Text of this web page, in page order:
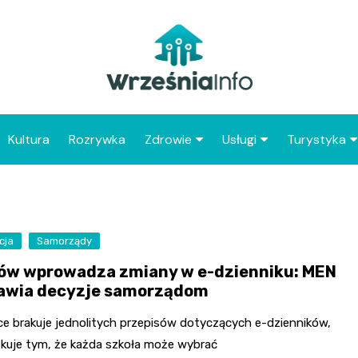
Kultura Rozrywka Zdrowie Usługi Turystyka
Atrakcje
Zabytki
powiatu
Samorządy
wprowadza zmiany w e-dzienniku: MEN
decyzje samorządom
brakuje jednolitych przepisów dotyczących e-dzienników,
tym, że każda szkoła może wybrać